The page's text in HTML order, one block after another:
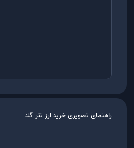
راهنمای تصویری خرید ارز تتر گلد